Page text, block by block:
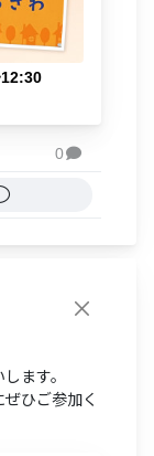
0
ます。
ひご参加く